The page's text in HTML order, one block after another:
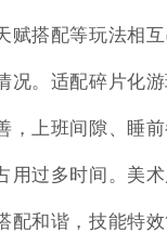
赋搭配等玩法相
况。适配碎片化游
，上班间隙、睡
用过多时间。美
配和谐，技能特